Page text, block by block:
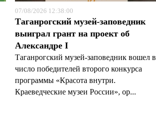
07/08/2026 12:38:00
Таганрогский музей-заповедник
выиграл грант на проект об
Александре I
Таганрогский музей-заповедник вошел в
число победителей второго конкурса
программы «Красота внутри.
Краеведческие музеи России», ор...